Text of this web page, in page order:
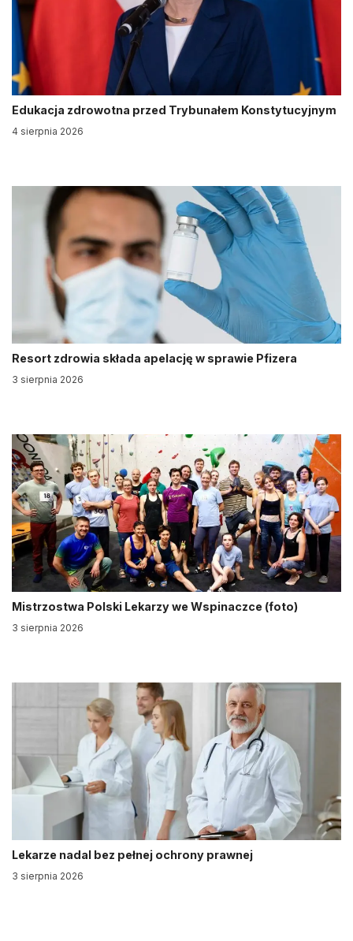
Edukacja zdrowotna przed Trybunałem Konstytucyjnym
4 sierpnia 2026
Resort zdrowia składa apelację w sprawie Pfizera
3 sierpnia 2026
Mistrzostwa Polski Lekarzy we Wspinaczce (foto)
3 sierpnia 2026
Lekarze nadal bez pełnej ochrony prawnej
3 sierpnia 2026